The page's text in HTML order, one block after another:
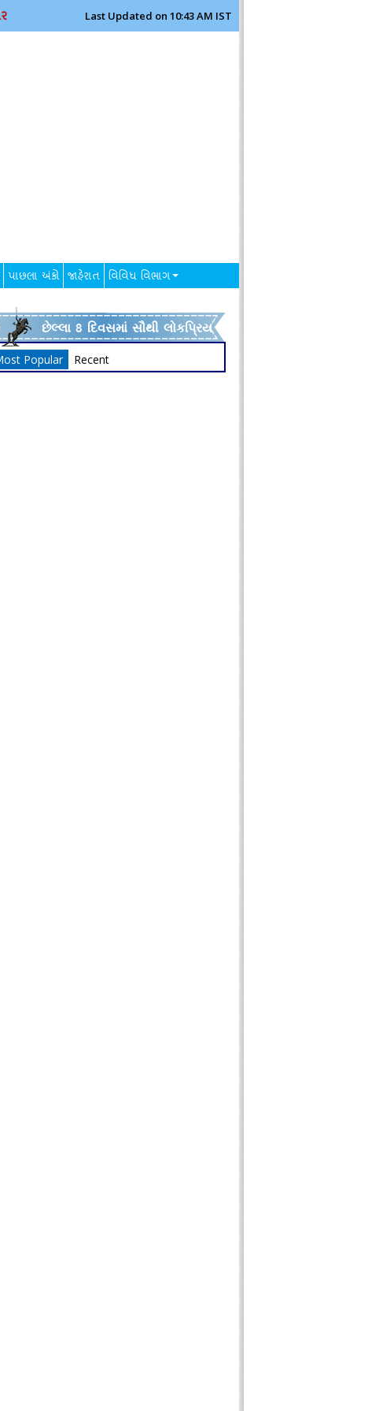
Last Updated on 10:43 AM IST
પાછલા અંકો જાહેરાત વિવિધ વિભાગ
છેલ્લા 8 દિવસમાં સૌથી લોકપ્રિય
Popular Recent